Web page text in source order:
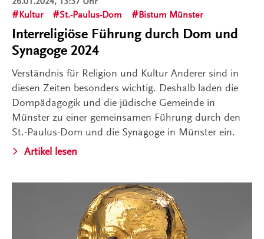
Kultur
St.-Paulus-Dom Bistum Münster
Interreligiöse Führung durch Dom und
Synagoge 2024
Verständnis für Religion und Kultur Anderer sind in
diesen Zeiten besonders wichtig. Deshalb laden die
Dompädagogik und die jüdische Gemeinde in
Münster zu einer gemeinsamen Führung durch den
St.-Paulus-Dom und die Synagoge in Münster ein.
Artikel lesen